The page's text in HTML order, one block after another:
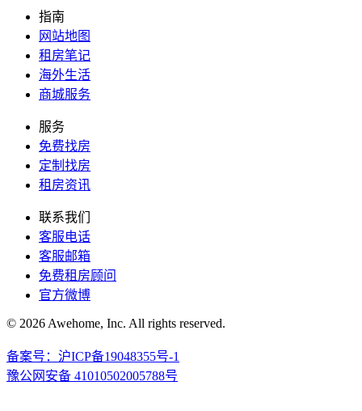
指南
网站地图
租房笔记
海外生活
商城服务
服务
免费找房
定制找房
租房资讯
联系我们
客服电话
客服邮箱
免费租房顾问
官方微博
© 2026 Awehome, Inc. All rights reserved.
备案号：沪ICP备19048355号-1
豫公网安备 41010502005788号